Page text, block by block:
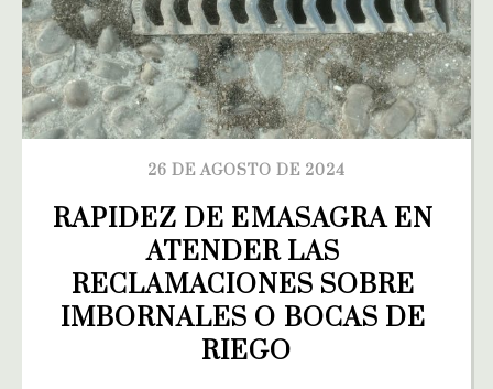
26 DE AGOSTO DE 2024
RAPIDEZ DE EMASAGRA EN
ATENDER LAS
RECLAMACIONES SOBRE
IMBORNALES O BOCAS DE
RIEGO